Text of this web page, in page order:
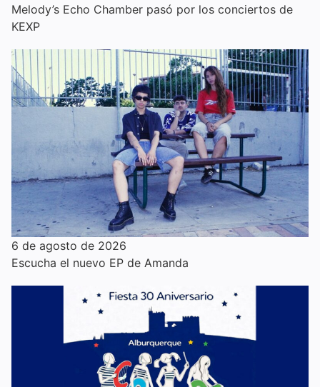
Melody’s Echo Chamber pasó por los conciertos de
KEXP
6 de agosto de 2026
Escucha el nuevo EP de Amanda